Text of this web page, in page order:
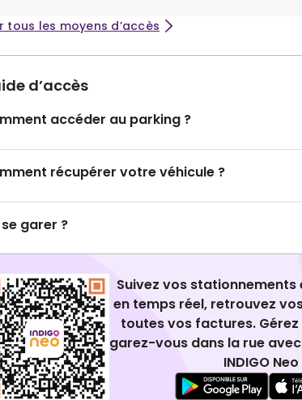
tous les moyens d’accès
d’accès
accéder au parking ?
récupérer votre véhicule ?
se garer ?
Suivez vos
en temps réel, retrouvez
toutes vos factures.
garez-vous dans la rue
INDIGO Neo